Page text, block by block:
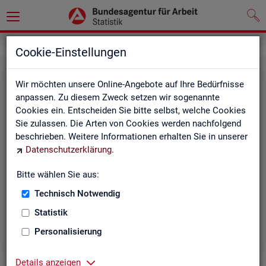
Cookie-Einstellungen
Wir möchten unsere Online-Angebote auf Ihre Bedürfnisse
anpassen. Zu diesem Zweck setzen wir sogenannte
Cookies ein. Entscheiden Sie bitte selbst, welche Cookies
Sie zulassen. Die Arten von Cookies werden nachfolgend
beschrieben. Weitere Informationen erhalten Sie in unserer
Datenschutzerklärung.
Bitte wählen Sie aus:
Technisch Notwendig
Statistik
Personalisierung
Details anzeigen
Hier stehen unsere Basisgrundlagen:
Kurzinformationen, Glossar, Kennzahlensteckbriefe,